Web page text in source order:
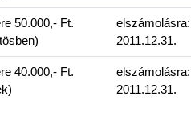
50.000,- Ft.
elszámolásra:
2011.12.31.
40.000,- Ft.
elszámolásra:
2011.12.31.